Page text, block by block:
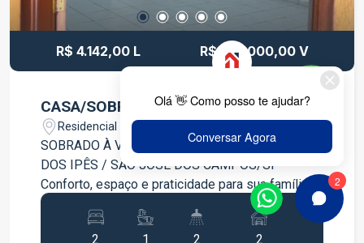
R$ 4.142,00 L R$ 727.000,00 V
CASA/SOBRADO - BOSQUE DOS IPÊS
Residencial Bosque dos Ipês - São José dos
Campos/SP
SOBRADO À VENDA OU LOCAÇÃO - BOSQUE
DOS IPÊS / SÃO JOSÉ DOS CAMPOS/SP
Conforto, espaço e praticidade para sua família!
Excelente sobrado localizado no Bosque dos
Ipês, ideal para quem busca ambientes amplos,
2 1 2 2